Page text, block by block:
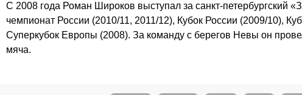
С 2008 года Роман Широков выступал за санкт-петербургский
чемпионат России (2010/11, 2011/12), Кубок России (2009/10),
Суперкубок Европы (2008). За команду с берегов Невы он
мяча.